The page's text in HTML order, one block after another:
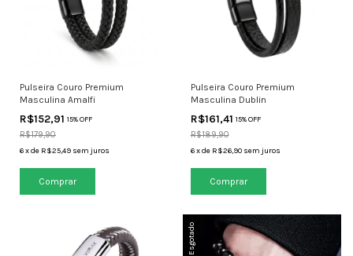
Pulseira Couro Premium
Masculina Amalfi
R$152,91 15% OFF
R$179,90
6xde R$25,49 sem juros
Comprar
Pulseira Couro Premium
Masculina Dublin
R$161,41 15% OFF
R$189,90
6 xde R$26,90 sem juros
Comprar
Esgotado